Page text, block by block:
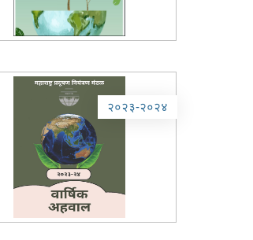
२०२३-२०२४